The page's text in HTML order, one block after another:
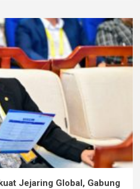
Jejaring Global, Gabung